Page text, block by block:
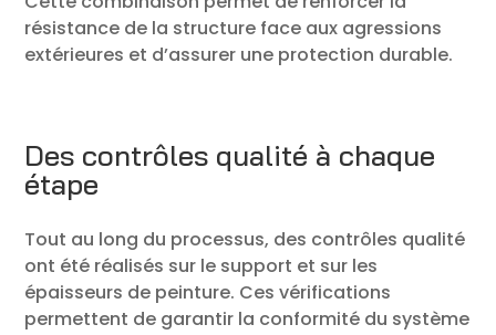
résistance de la structure face aux agressions
extérieures et d’assurer une protection durable.
Des contrôles qualité à chaque
étape
Tout au long du processus, des contrôles qualité
ont été réalisés sur le support et sur les
épaisseurs de peinture. Ces vérifications
permettent de garantir la conformité du système